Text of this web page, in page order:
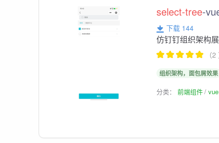
select-tree-
下载 144
仿钉钉组织架构
（
组织架构，面包屑效果
分类：前端组件